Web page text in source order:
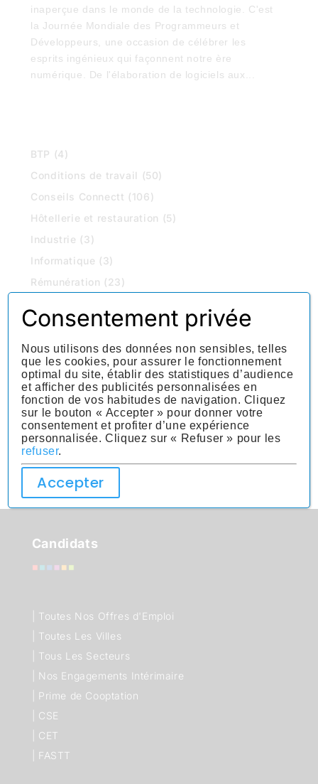
inaperçue dans le monde de la technologie. C'est
la Journée Mondiale des Programmeurs et
Développeurs, une occasion de célébrer les
esprits ingénieux qui façonnent notre ère
numérique. De l'élaboration de logiciels aux...
BTP (4)
Conditions de travail (50)
Conseils Connectt (106)
Hôtellerie et restauration (5)
Industrie (3)
Informatique (3)
Rémunération (23)
Tertiaire(1)
Transport et logistique(3)
Vie Professionnelle(93)
Candidats
Toutes Nos Offres d'Emploi
Toutes Les Villes
Tous Les Secteurs
Nos Engagements Intérimaire
Prime de Cooptation
CSE
CET
FASTT
Consentement privée
Nous utilisons des données non sensibles, telles
que les cookies, pour assurer le fonctionnement
optimal du site, établir des statistiques d’audience
et afficher des publicités personnalisées en
fonction de vos habitudes de navigation. Cliquez
sur le bouton « Accepter » pour donner votre
consentement et profiter d’une expérience
personnalisée. Cliquez sur « Refuser » pour les
refuser.
Accepter